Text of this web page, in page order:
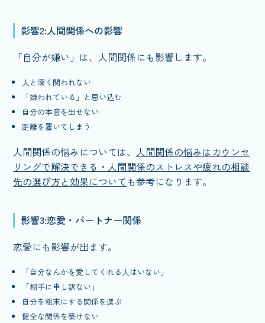
影響2:人間関係への影響
「自分が嫌い」は、人間関係にも影響します。
人と深く関われない
「嫌われている」と思い込む
自分の本音を出せない
距離を置いてしまう
人間関係の悩みについては、 人間関係の悩みはカウンセ
リングで解決できる・人間関係のストレスや疲れの相談
先の選び方と効果についても参考になります。
影響3:恋愛・パートナー関係
恋愛にも影響が出ます。
「自分なんかを愛してくれる人はいない」
「相手に申し訳ない」
自分を粗末にする関係を選ぶ
健全な関係を築けない